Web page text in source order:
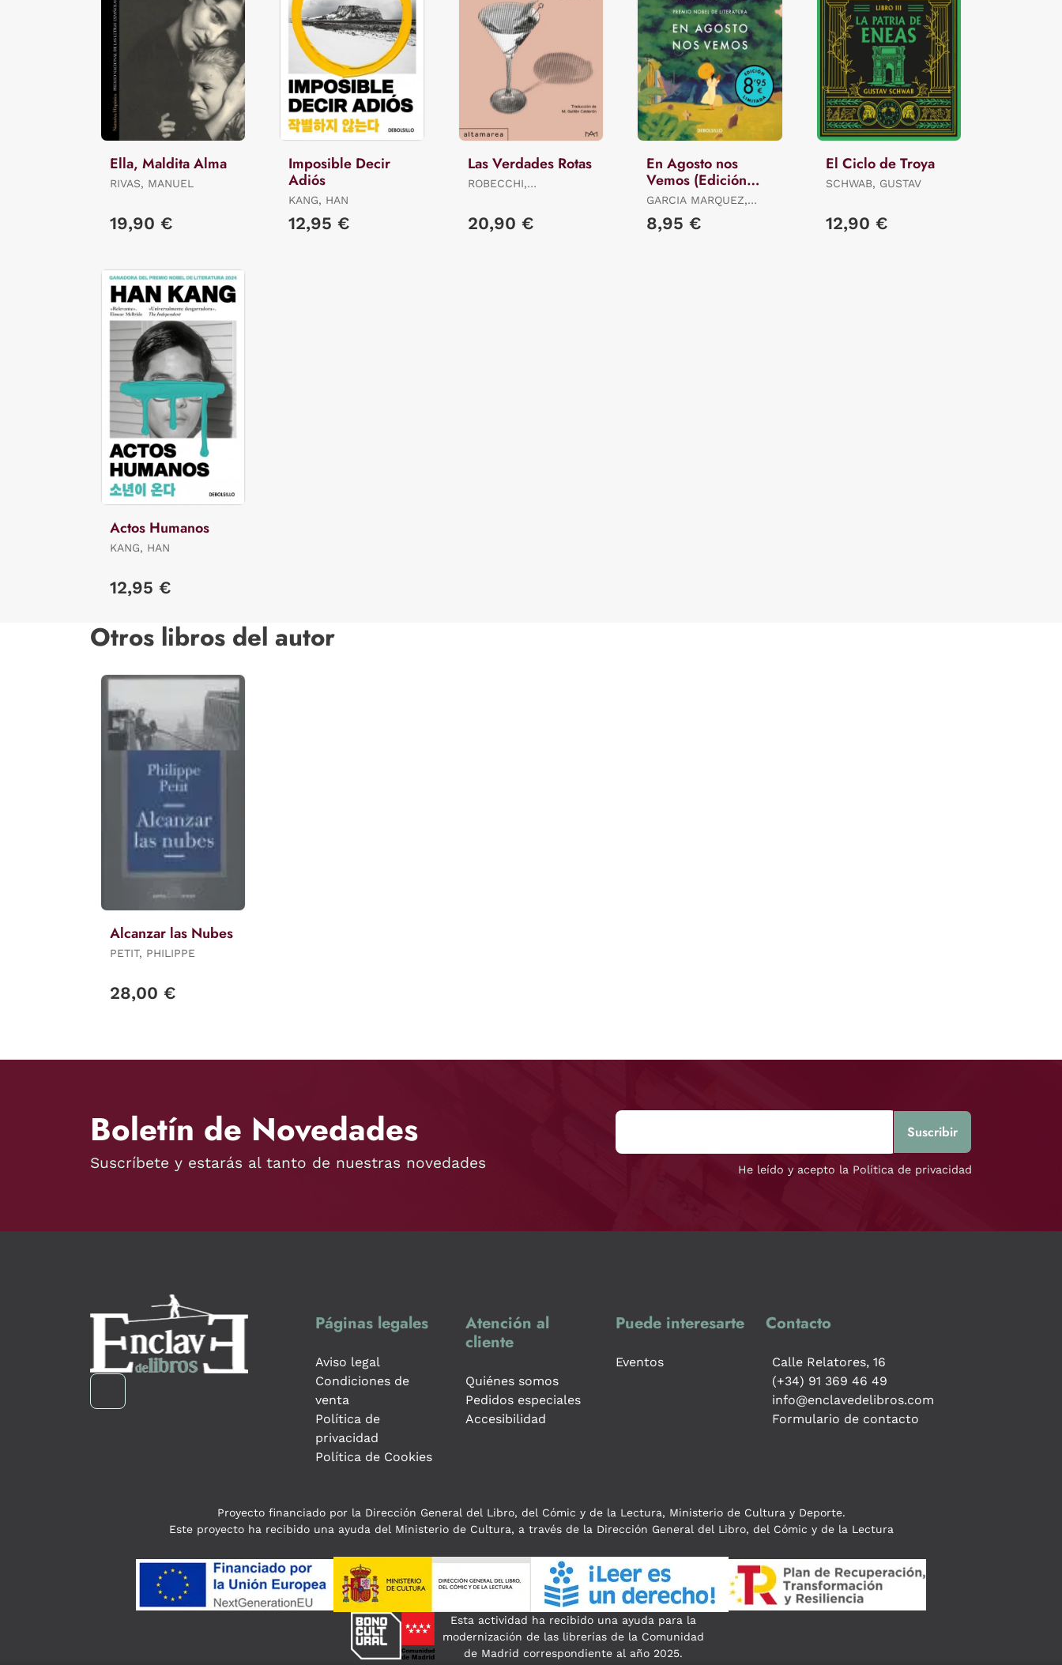
Ella, Maldita Alma
RIVAS, MANUEL
19,90 €
Imposible Decir
Adiós
KANG, HAN
12,95 €
Las Verdades Rotas
ROBECCHI,
20,90 €
En Agosto nos
Vemos (Edición
Limitada)
GARCIA MARQUEZ,
8,95 €
El Ciclo de Troya
SCHWAB, GUSTAV
12,90 €
Actos Humanos
KANG, HAN
12,95 €
Otros libros del autor
Alcanzar las Nubes
PETIT, PHILIPPE
28,00 €
Boletín de Novedades
Suscríbete y estarás al tanto de nuestras novedades He leído y acepto la Política de privacidad
Páginas legales
Aviso legal
Condiciones de
venta
Política de
privacidad
Política de Cookies
Atención al
cliente
Quiénes somos
Pedidos especiales
Accesibilidad
Puede interesarte
Eventos
Contacto
Calle Relatores, 16
(+34) 91 369 46 49
info@enclavedelibros.com
Formulario de contacto
Proyecto financiado por la Dirección General del Libro, del Cómic y de la Lectura, Ministerio de Cultura y Deporte.
Este proyecto ha recibido una ayuda del Ministerio de Cultura, a través de la Dirección General del Libro, del Cómic y de la Lectura
Esta actividad ha recibido una ayuda para la
modernización de las librerías de la Comunidad
de Madrid correspondiente al año 2025.